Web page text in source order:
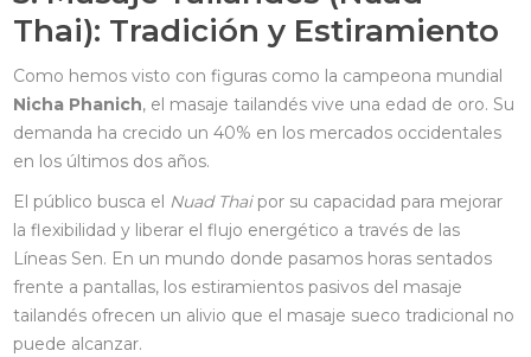
Thai): Tradición y Estiramiento
Como hemos visto con figuras como la campeona mundial
Nicha Phanich, el masaje tailandés vive una edad de oro. Su
demanda ha crecido un 40% en los mercados occidentales
en los últimos dos años.
El público busca el Nuad Thaipor su capacidad para mejorar
la flexibilidad y liberar el flujo energético a través de las
Líneas Sen. En un mundo donde pasamos horas sentados
frente a pantallas, los estiramientos pasivos del masaje
tailandés ofrecen un alivio que el masaje sueco tradicional no
puede alcanzar.